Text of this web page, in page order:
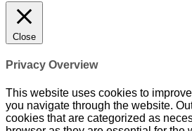
Close
Privacy Overview
This website uses cookies to
you navigate through the website.
cookies that are categorized as